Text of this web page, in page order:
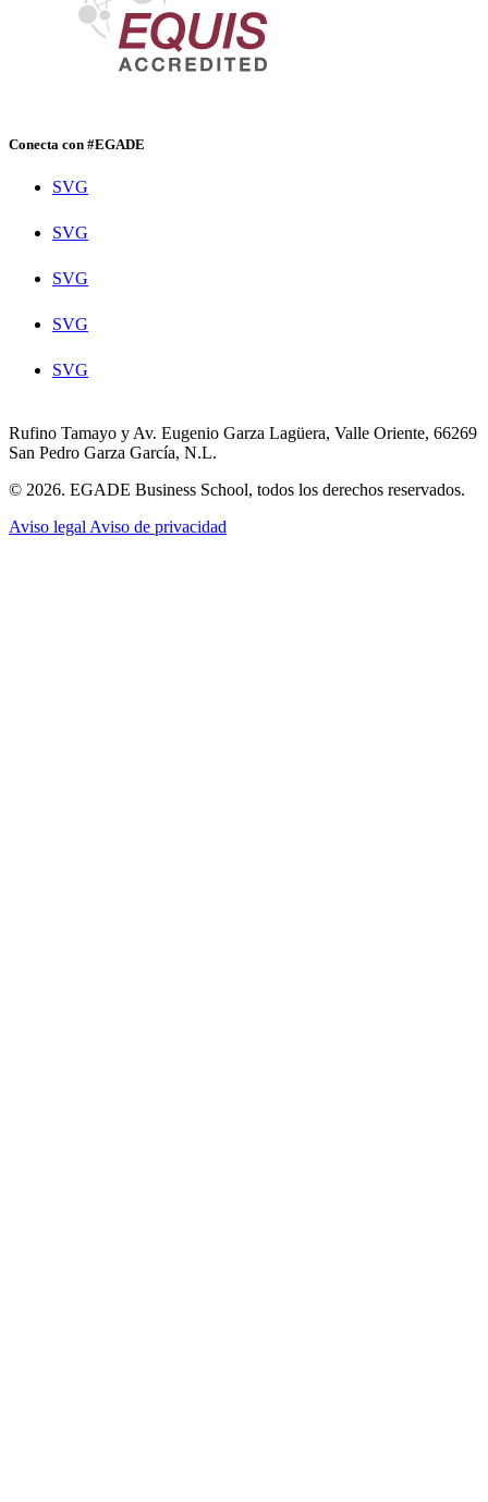
Conecta con #EGADE
SVG
SVG
SVG
SVG
SVG
Rufino Tamayo y Av. Eugenio Garza Lagüera, Valle Oriente, 66269
San Pedro Garza García, N.L.
© 2026. EGADE Business School, todos los derechos reservados.
Aviso legal Aviso de privacidad